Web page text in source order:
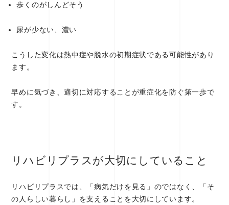
歩くのがしんどそう
尿が少ない、濃い
こうした変化は熱中症や脱水の初期症状である可能性があり
ます。
早めに気づき、適切に対応することが重症化を防ぐ第一歩で
す。
リハビリプラスが大切にしていること
リハビリプラスでは、「病気だけを見る」のではなく、「そ
の人らしい暮らし」を支えることを大切にしています。